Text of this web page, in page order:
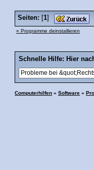
Seiten: [1]
« Programme deinstallieren
Schnelle Hilfe: Hier
Computerhilfen » Software »